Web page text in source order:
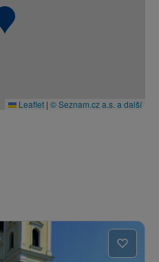
Leaflet | © Seznam.cz a.s. a další